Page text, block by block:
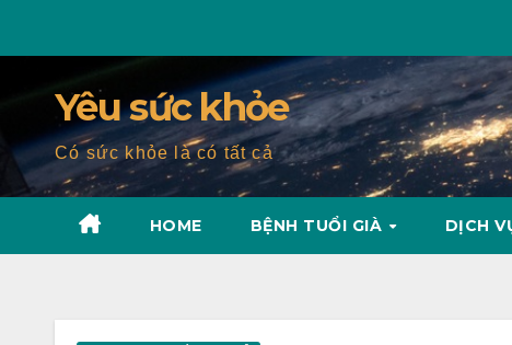
Yêu sức khỏe
Có sức khỏe là có tất cả
HOME BỆNH TUỔI GIÀ DỊCH